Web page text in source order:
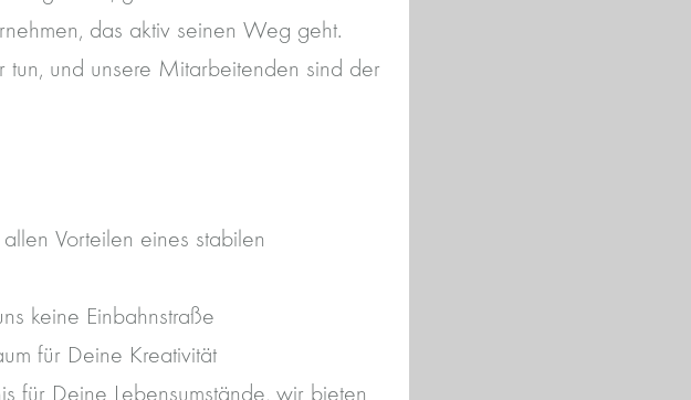
das aktiv seinen Weg geht.
und unsere Mitarbeitenden sind der
Vorteilen eines stabilen
keine Einbahnstraße
für Deine Kreativität
für Deine Lebensumstände, wir bieten